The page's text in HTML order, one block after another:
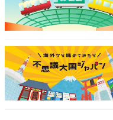
所在地：〒311-3403
アクセス：東関東自動
東鉄道バス「小川駅」
下車徒歩2分。
料金